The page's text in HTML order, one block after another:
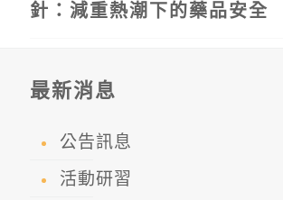
針：減重熱潮下的藥品安全
最新消息
公告訊息
活動研習